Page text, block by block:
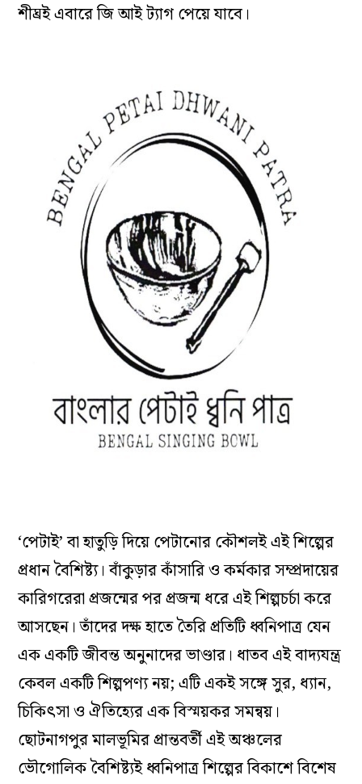
শীঘ্রই এবারে জি আই ট্যাগ পেয়ে যাবে।
‘পেটাই’ বা হাতুড়ি দিয়ে পেটানোর কৌশলই এই শিল্পের
প্রধান বৈশিষ্ট্য। বাঁকুড়ার কাঁসারি ও কর্মকার সম্প্রদায়ের
কারিগরেরা প্রজন্মের পর প্রজন্ম ধরে এই শিল্পচর্চা করে
আসছেন। তাঁদের দক্ষ হাতে তৈরি প্রতিটি ধ্বনিপাত্র যেন
এক একটি জীবন্ত অনুনাদের ভাণ্ডার। ধাতব এই বাদ্যযন্ত্র
কেবল একটি শিল্পপণ্য নয়; এটি একই সঙ্গে সুর, ধ্যান,
চিকিৎসা ও ঐতিহ্যের এক বিস্ময়কর সমন্বয়।
ছোটনাগপুর মালভূমির প্রান্তবর্তী এই অঞ্চলের
ভৌগোলিক বৈশিষ্ট্যই ধ্বনিপাত্র শিল্পের বিকাশে বিশেষ